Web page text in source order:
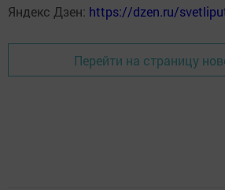
Яндекс Дзен: https://dzen.ru/
Перейти на страницу